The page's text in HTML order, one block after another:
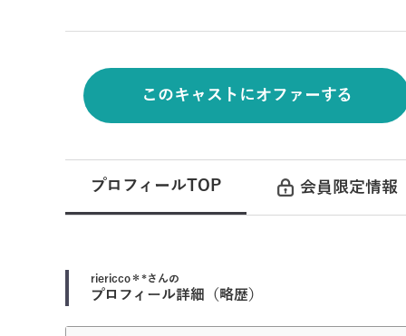
このキャストにオファーする
プロフィールTOP 会員限定情報
riericco＊*さんの
プロフィール詳細（略歴）